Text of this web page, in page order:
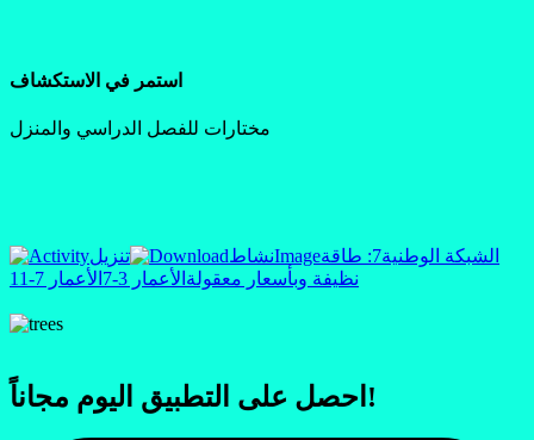
استمر في الاستكشاف
مختارات للفصل الدراسي والمنزل
نشاط تنزيل Image الشبكة الوطنية 7: طاقة
نظيفة وبأسعار معقولة الأعمار 3-7 الأعمار 7-11
احصل على التطبيق اليوم مجاناً!